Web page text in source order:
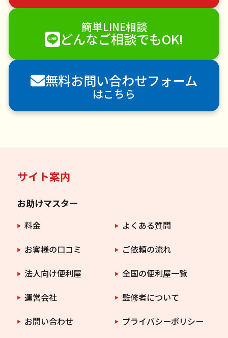
エアコンクリーニング
DIY・日曜大工
ハウスクリーニング
雪かき・雪下ろし
襖（ふすま）の張替え
空き家管理
各種代行
害獣駆除
防草シート施工
ナメクジ駆除
害虫駆除
簡単LINE相談
どんなご相談でもOK!
無料お問い合わせフォーム
はこちら
サイト案内
お助けマスター
料金
よくある質問
お客様の口コミ
ご依頼の流れ
法人向け便利屋
全国の便利屋一覧
運営会社
監修者について
お問い合わせ
プライバシーポリシー